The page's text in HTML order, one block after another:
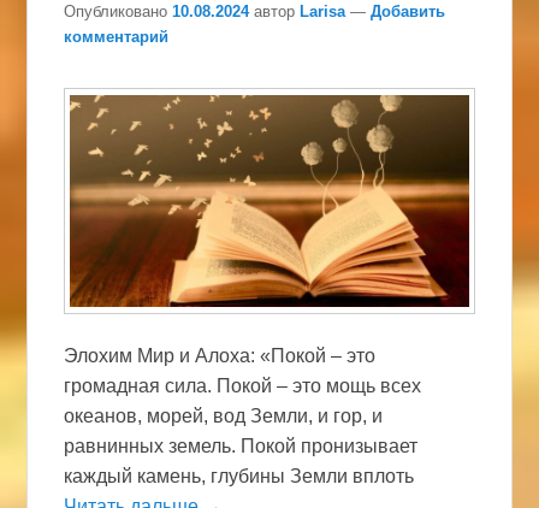
Опубликовано10.08.2024 автор Larisa —Добавить
комментарий
Элохим Мир и Алоха: «Покой – это
громадная сила. Покой – это мощь всех
океанов, морей, вод Земли, и гор, и
равнинных земель. Покой пронизывает
каждый камень, глубины Земли вплоть